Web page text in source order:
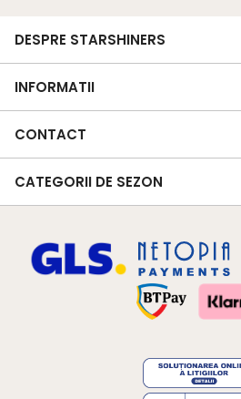
DESPRE STARSHINERS
INFORMATII
CONTACT
CATEGORII DE SEZON